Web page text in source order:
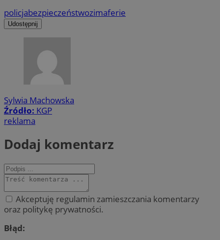
policjabezpieczeństwozimaferie
Udostępnij
Sylwia Machowska
Źródło: KGP
reklama
Dodaj komentarz
Akceptuję regulamin zamieszczania komentarzy
oraz politykę prywatności.
Błąd: